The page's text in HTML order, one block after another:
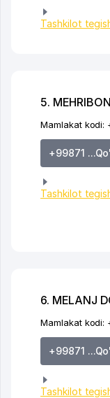
Tashkilot
5.
Mamlakat kodi:
+99871
Tashkilot
6. MELANJ
Mamlakat kodi:
+99871
Tashkilot